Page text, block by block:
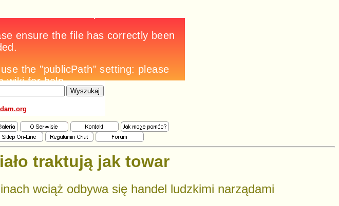
traktują jak towar
wciąż odbywa się handel ludzkimi narządami